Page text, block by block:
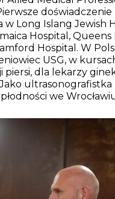
w Long Islang Jewish
Hospital, Queens
Hospital. W
USG, w
piersi, dla lekarzy
ultrasonografistka
we